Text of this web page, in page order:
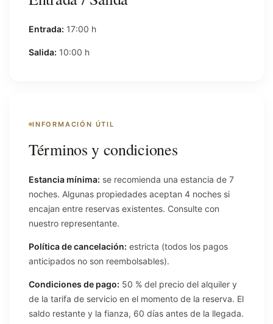
Entrada: 17:00 h
Salida: 10:00 h
INFORMACIÓN ÚTIL
Términos y condiciones
Estancia mínima: se recomienda una estancia de 7
noches. Algunas propiedades aceptan 4 noches si
encajan entre reservas existentes. Consulte con
nuestro representante.
Política de cancelación: estricta (todos los pagos
anticipados no son reembolsables).
Condiciones de pago: 50 % del precio del alquiler y
de la tarifa de servicio en el momento de la reserva. El
saldo restante y la fianza, 60 días antes de la llegada.